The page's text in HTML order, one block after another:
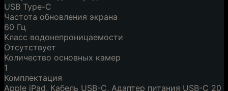
USB Type-C
Частота обновления экрана
60 Гц
Класс водонепроницаемости
Отсутствует
Количество основных камер
1
Комплектация
Apple iPad, Кабель USB-C, Адаптер питания USB-C 20